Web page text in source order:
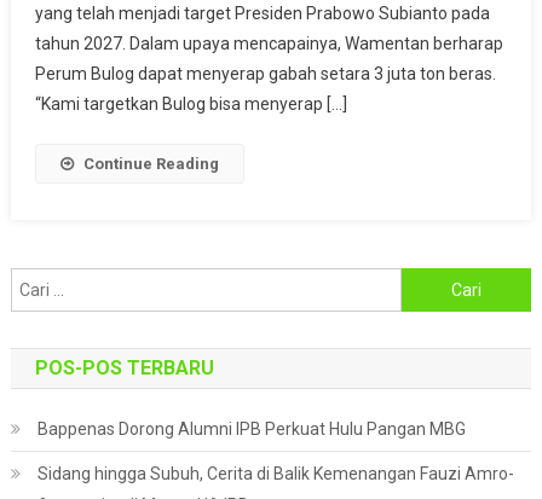
Penyerapan
Beras
Petani
Untuk
yang telah menjadi target Presiden Prabowo Subianto pada
tahun 2027. Dalam upaya mencapainya, Wamentan berharap
Perum Bulog dapat menyerap gabah setara 3 juta ton beras.
“Kami targetkan Bulog bisa menyerap […]
Continue Reading
untuk:
POS-POS TERBARU
Bappenas Dorong Alumni IPB Perkuat Hulu Pangan MBG
Sidang hingga Subuh, Cerita di Balik Kemenangan Fauzi Amro-